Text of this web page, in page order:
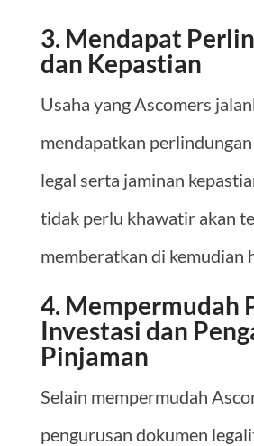
3. Mendapat
dan Kepastian
Usaha yang Ascomers
mendapatkan
legal serta jaminan
tidak perlu khawatir akan
memberatkan di kemudian
4. Mempermudah
Investasi dan
Pinjaman
Selain mempermudah
pengurusan dokumen